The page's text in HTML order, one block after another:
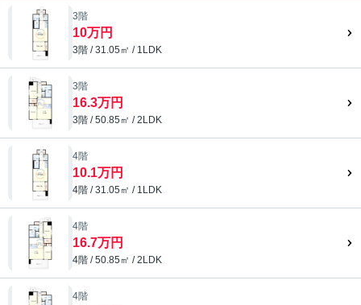
3階
10万円
3階 / 31.05㎡ / 1LDK
3階
16.3万円
3階 / 50.85㎡ / 2LDK
4階
10.1万円
4階 / 31.05㎡ / 1LDK
4階
16.7万円
4階 / 50.85㎡ / 2LDK
4階